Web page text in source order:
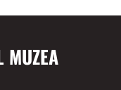
MUZEA